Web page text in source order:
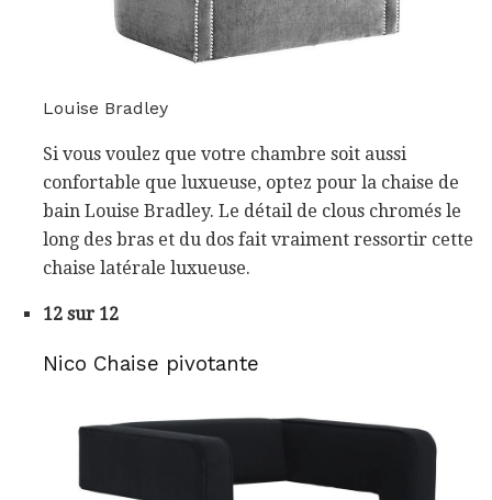
Louise Bradley
Si vous voulez que votre chambre soit aussi
confortable que luxueuse, optez pour la chaise de
bain Louise Bradley. Le détail de clous chromés le
long des bras et du dos fait vraiment ressortir cette
chaise latérale luxueuse.
12 sur 12
Nico Chaise pivotante